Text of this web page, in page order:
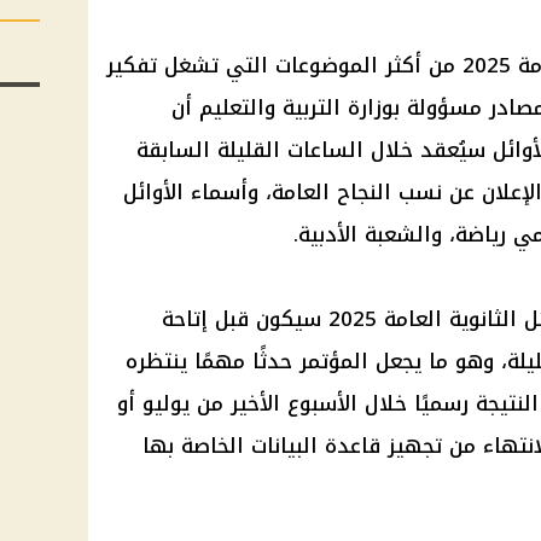
يعد موعد إعلان أوائل الثانوية العامة 2025 من أكثر الموضوعات التي تشغل تفكير
مسؤولة بوزارة التربية والتعليم أن
سيُعقد خلال الساعات القليلة السابقة
عن نسب النجاح العامة، وأسماء الأوائل
والشعبة الأدبية.
وأكدت المصادر أن موعد إعلان أوائل الثانوية العامة 2025 سيكون قبل إتاحة
وهو ما يجعل المؤتمر حدثًا مهمًا ينتظره
رسميًا خلال الأسبوع الأخير من يوليو أو
من تجهيز قاعدة البيانات الخاصة بها